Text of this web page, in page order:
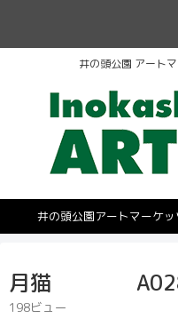
井の頭公園 アート
井の頭公園アートマーケ
月猫
198ビュー